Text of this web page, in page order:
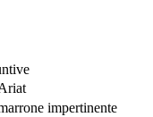
impertinente